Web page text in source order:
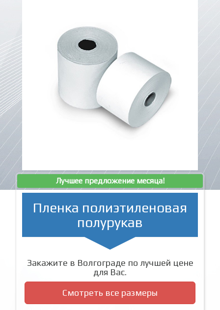
Лучшее предложение месяца!
Пленка полиэтиленовая
полурукав
Закажите в Волгограде по лучшей цене
для Вас.
Смотреть все размеры